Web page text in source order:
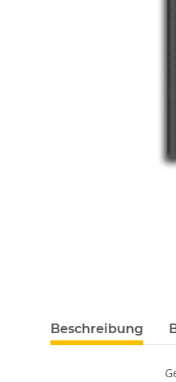
Beschreibung